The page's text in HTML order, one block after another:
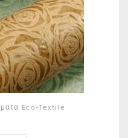
Eco-Textile